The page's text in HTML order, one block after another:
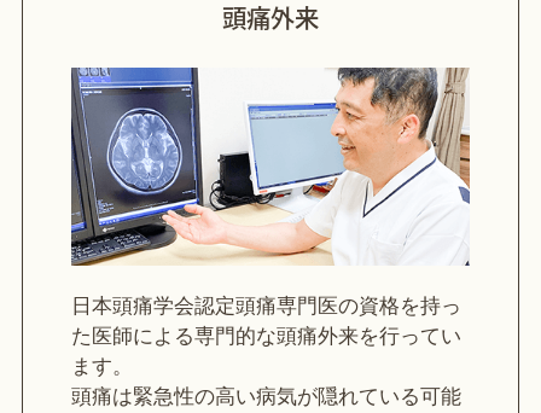
頭痛外来
日本頭痛学会認定頭痛専門医の資格を持っ
た医師による専門的な頭痛外来を行ってい
ます。
頭痛は緊急性の高い病気が隠れている可能